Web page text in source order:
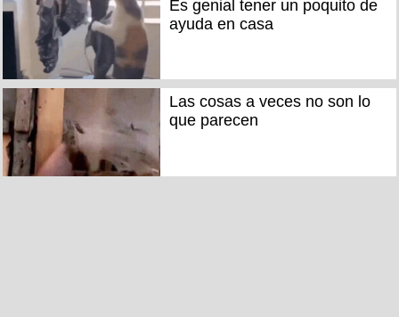
Es genial tener un poquito de
ayuda en casa
Las cosas a veces no son lo
que parecen